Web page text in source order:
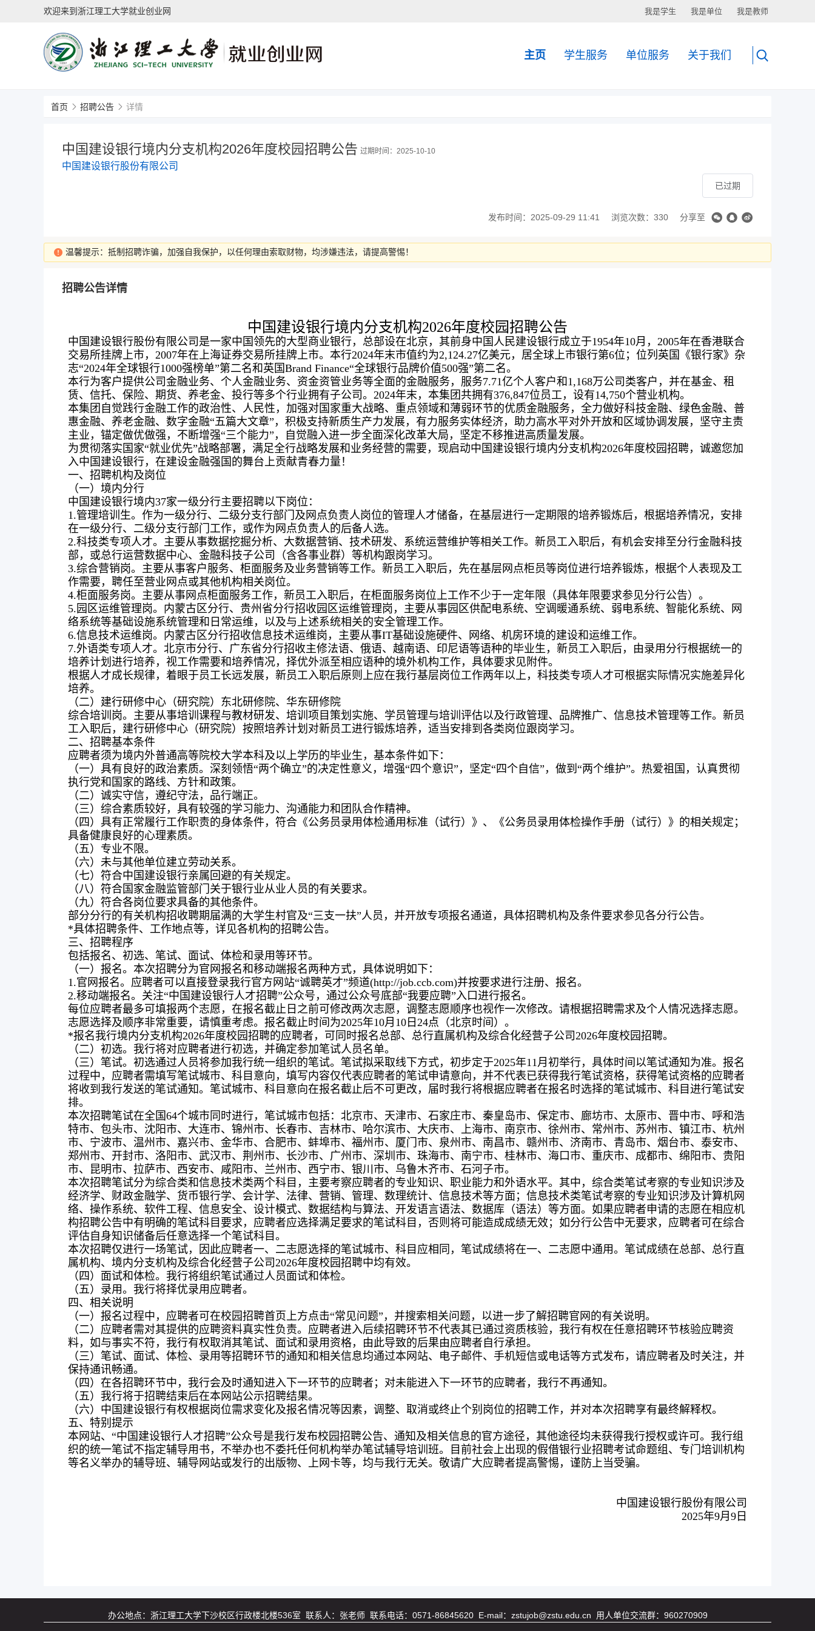
欢迎来到浙江理工大学就业创业网 我是学生 我是单位 我是教师
主页 学生服务 单位服务 关于我们
首页 招聘公告 详情
中国建设银行境内分支机构2026年度校园招聘公告
中国建设银行股份有限公司
过期时间：2025-10-10
已过期
发布时间：2025-09-29 11:41 浏览次数：330 分享至
温馨提示：抵制招聘诈骗，加强自我保护，以任何理由索取财物，均涉嫌违法，请提高警惕！
招聘公告详情
中国建设银行境内分支机构2026年度校园招聘公告
中国建设银行股份有限公司是一家中国领先的大型商业银行，总部设在北京，其前身中国人民建设银行成立于1954年10月，2005年在香港联合
交易所挂牌上市，2007年在上海证券交易所挂牌上市。本行2024年末市值约为2,124.27亿美元，居全球上市银行第6位；位列英国《银行家》杂
志“2024年全球银行1000强榜单”第二名和英国Brand Finance“全球银行品牌价值500强”第二名。
本行为客户提供公司金融业务、个人金融业务、资金资管业务等全面的金融服务，服务7.71亿个人客户和1,168万公司类客户，并在基金、租
赁、信托、保险、期货、养老金、投行等多个行业拥有子公司。2024年末，本集团共拥有376,847位员工，设有14,750个营业机构。
本集团自觉践行金融工作的政治性、人民性，加强对国家重大战略、重点领域和薄弱环节的优质金融服务，全力做好科技金融、绿色金融、普
惠金融、养老金融、数字金融“五篇大文章”，积极支持新质生产力发展，有力服务实体经济，助力高水平对外开放和区域协调发展，坚守主责
主业，锚定做优做强，不断增强“三个能力”，自觉融入进一步全面深化改革大局，坚定不移推进高质量发展。
为贯彻落实国家“就业优先”战略部署，满足全行战略发展和业务经营的需要，现启动中国建设银行境内分支机构2026年度校园招聘，诚邀您加
入中国建设银行，在建设金融强国的舞台上贡献青春力量！
一、招聘机构及岗位
（一）境内分行
中国建设银行境内37家一级分行主要招聘以下岗位：
1.管理培训生。作为一级分行、二级分支行部门及网点负责人岗位的管理人才储备，在基层进行一定期限的培养锻炼后，根据培养情况，安排
在一级分行、二级分支行部门工作，或作为网点负责人的后备人选。
2.科技类专项人才。主要从事数据挖掘分析、大数据营销、技术研发、系统运营维护等相关工作。新员工入职后，有机会安排至分行金融科技
部，或总行运营数据中心、金融科技子公司（含各事业群）等机构跟岗学习。
3.综合营销岗。主要从事客户服务、柜面服务及业务营销等工作。新员工入职后，先在基层网点柜员等岗位进行培养锻炼，根据个人表现及工
作需要，聘任至营业网点或其他机构相关岗位。
4.柜面服务岗。主要从事网点柜面服务工作，新员工入职后，在柜面服务岗位上工作不少于一定年限（具体年限要求参见分行公告）。
5.园区运维管理岗。内蒙古区分行、贵州省分行招收园区运维管理岗，主要从事园区供配电系统、空调暖通系统、弱电系统、智能化系统、网
络系统等基础设施系统管理和日常运维，以及与上述系统相关的安全管理工作。
6.信息技术运维岗。内蒙古区分行招收信息技术运维岗，主要从事IT基础设施硬件、网络、机房环境的建设和运维工作。
7.外语类专项人才。北京市分行、广东省分行招收主修法语、俄语、越南语、印尼语等语种的毕业生，新员工入职后，由录用分行根据统一的
培养计划进行培养，视工作需要和培养情况，择优外派至相应语种的境外机构工作，具体要求见附件。
根据人才成长规律，着眼于员工长远发展，新员工入职后原则上应在我行基层岗位工作两年以上，科技类专项人才可根据实际情况实施差异化
培养。
（二）建行研修中心（研究院）东北研修院、华东研修院
综合培训岗。主要从事培训课程与教材研发、培训项目策划实施、学员管理与培训评估以及行政管理、品牌推广、信息技术管理等工作。新员
工入职后，建行研修中心（研究院）按照培养计划对新员工进行锻炼培养，适当安排到各类岗位跟岗学习。
二、招聘基本条件
应聘者须为境内外普通高等院校大学本科及以上学历的毕业生，基本条件如下：
（一）具有良好的政治素质。深刻领悟“两个确立”的决定性意义，增强“四个意识”，坚定“四个自信”，做到“两个维护”。热爱祖国，认真贯彻
执行党和国家的路线、方针和政策。
（二）诚实守信，遵纪守法，品行端正。
（三）综合素质较好，具有较强的学习能力、沟通能力和团队合作精神。
（四）具有正常履行工作职责的身体条件，符合《公务员录用体检通用标准（试行）》、《公务员录用体检操作手册（试行）》的相关规定；
具备健康良好的心理素质。
（五）专业不限。
（六）未与其他单位建立劳动关系。
（七）符合中国建设银行亲属回避的有关规定。
（八）符合国家金融监管部门关于银行业从业人员的有关要求。
（九）符合各岗位要求具备的其他条件。
部分分行的有关机构招收聘期届满的大学生村官及“三支一扶”人员，并开放专项报名通道，具体招聘机构及条件要求参见各分行公告。
*具体招聘条件、工作地点等，详见各机构的招聘公告。
三、招聘程序
包括报名、初选、笔试、面试、体检和录用等环节。
（一）报名。本次招聘分为官网报名和移动端报名两种方式，具体说明如下：
1.官网报名。应聘者可以直接登录我行官方网站“诚聘英才”频道(http://job.ccb.com)并按要求进行注册、报名。
2.移动端报名。关注“中国建设银行人才招聘”公众号，通过公众号底部“我要应聘”入口进行报名。
每位应聘者最多可填报两个志愿，在报名截止日之前可修改两次志愿，调整志愿顺序也视作一次修改。请根据招聘需求及个人情况选择志愿。
志愿选择及顺序非常重要，请慎重考虑。报名截止时间为2025年10月10日24点（北京时间）。
*报名我行境内分支机构2026年度校园招聘的应聘者，可同时报名总部、总行直属机构及综合化经营子公司2026年度校园招聘。
（二）初选。我行将对应聘者进行初选，并确定参加笔试人员名单。
（三）笔试。初选通过人员将参加我行统一组织的笔试。笔试拟采取线下方式，初步定于2025年11月初举行，具体时间以笔试通知为准。报名
过程中，应聘者需填写笔试城市、科目意向，填写内容仅代表应聘者的笔试申请意向，并不代表已获得我行笔试资格，获得笔试资格的应聘者
将收到我行发送的笔试通知。笔试城市、科目意向在报名截止后不可更改，届时我行将根据应聘者在报名时选择的笔试城市、科目进行笔试安
排。
本次招聘笔试在全国64个城市同时进行，笔试城市包括：北京市、天津市、石家庄市、秦皇岛市、保定市、廊坊市、太原市、晋中市、呼和浩
特市、包头市、沈阳市、大连市、锦州市、长春市、吉林市、哈尔滨市、大庆市、上海市、南京市、徐州市、常州市、苏州市、镇江市、杭州
市、宁波市、温州市、嘉兴市、金华市、合肥市、蚌埠市、福州市、厦门市、泉州市、南昌市、赣州市、济南市、青岛市、烟台市、泰安市、
郑州市、开封市、洛阳市、武汉市、荆州市、长沙市、广州市、深圳市、珠海市、南宁市、桂林市、海口市、重庆市、成都市、绵阳市、贵阳
市、昆明市、拉萨市、西安市、咸阳市、兰州市、西宁市、银川市、乌鲁木齐市、石河子市。
本次招聘笔试分为综合类和信息技术类两个科目，主要考察应聘者的专业知识、职业能力和外语水平。其中，综合类笔试考察的专业知识涉及
经济学、财政金融学、货币银行学、会计学、法律、营销、管理、数理统计、信息技术等方面；信息技术类笔试考察的专业知识涉及计算机网
络、操作系统、软件工程、信息安全、设计模式、数据结构与算法、开发语言语法、数据库（语法）等方面。如果应聘者申请的志愿在相应机
构招聘公告中有明确的笔试科目要求，应聘者应选择满足要求的笔试科目，否则将可能造成成绩无效；如分行公告中无要求，应聘者可在综合
评估自身知识储备后任意选择一个笔试科目。
本次招聘仅进行一场笔试，因此应聘者一、二志愿选择的笔试城市、科目应相同，笔试成绩将在一、二志愿中通用。笔试成绩在总部、总行直
属机构、境内分支机构及综合化经营子公司2026年度校园招聘中均有效。
（四）面试和体检。我行将组织笔试通过人员面试和体检。
（五）录用。我行将择优录用应聘者。
四、相关说明
（一）报名过程中，应聘者可在校园招聘首页上方点击“常见问题”，并搜索相关问题，以进一步了解招聘官网的有关说明。
（二）应聘者需对其提供的应聘资料真实性负责。应聘者进入后续招聘环节不代表其已通过资质核验，我行有权在任意招聘环节核验应聘资
料，如与事实不符，我行有权取消其笔试、面试和录用资格，由此导致的后果由应聘者自行承担。
（三）笔试、面试、体检、录用等招聘环节的通知和相关信息均通过本网站、电子邮件、手机短信或电话等方式发布，请应聘者及时关注，并
保持通讯畅通。
（四）在各招聘环节中，我行会及时通知进入下一环节的应聘者；对未能进入下一环节的应聘者，我行不再通知。
（五）我行将于招聘结束后在本网站公示招聘结果。
（六）中国建设银行有权根据岗位需求变化及报名情况等因素，调整、取消或终止个别岗位的招聘工作，并对本次招聘享有最终解释权。
五、特别提示
本网站、“中国建设银行人才招聘”公众号是我行发布校园招聘公告、通知及相关信息的官方途径，其他途径均未获得我行授权或许可。我行组
织的统一笔试不指定辅导用书，不举办也不委托任何机构举办笔试辅导培训班。目前社会上出现的假借银行业招聘考试命题组、专门培训机构
等名义举办的辅导班、辅导网站或发行的出版物、上网卡等，均与我行无关。敬请广大应聘者提高警惕，谨防上当受骗。
中国建设银行股份有限公司
2025年9月9日
办公地点：浙江理工大学下沙校区行政楼北楼536室 联系人：张老师 联系电话：0571-86845620 E-mail：zstujob@zstu.edu.cn 用人单位交流群：960270909